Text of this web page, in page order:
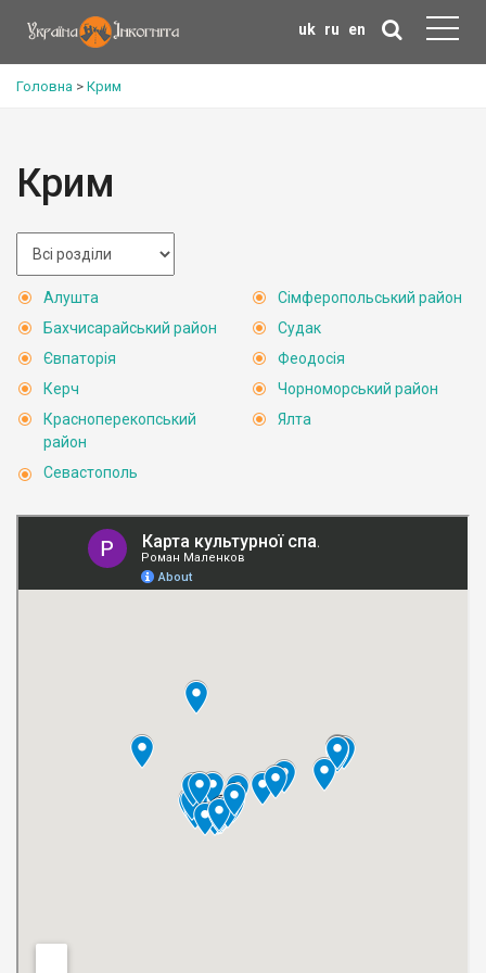
uk ru en
Головна > Крим
Крим
Алушта
Бахчисарайський район
Євпаторія
Керч
Красноперекопський
район
Севастополь
Сімферопольський район
Судак
Феодосія
Чорноморський район
Ялта